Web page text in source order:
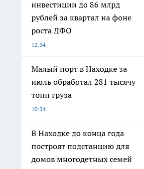
инвестиции до 86 млрд
рублей за квартал на фоне
роста ДФО
12:34
Малый порт в Находке за
июль обработал 281 тысячу
тонн груза
10:54
В Находке до конца года
построят подстанцию для
домов многодетных семей